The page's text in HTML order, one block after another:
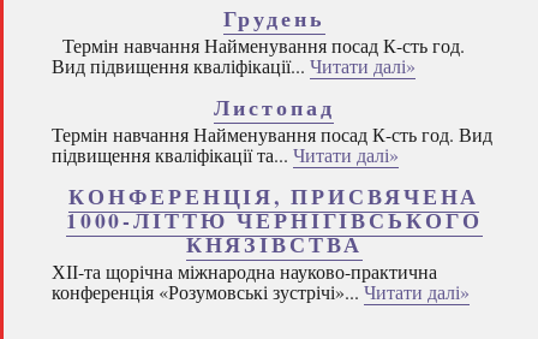
Грудень
Термін навчання Найменування посад К-сть год.
Вид підвищення кваліфікації... Читати далі»
Листопад
Термін навчання Найменування посад К-сть год. Вид
підвищення кваліфікації та... Читати далі»
КОНФЕРЕНЦІЯ, ПРИСВЯЧЕНА
1000-ЛІТТЮ ЧЕРНІГІВСЬКОГО
КНЯЗІВСТВА
ХІІ-та щорічна міжнародна науково-практична
конференція «Розумовські зустрічі»... Читати далі»